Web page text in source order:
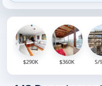
$290K $360K S/